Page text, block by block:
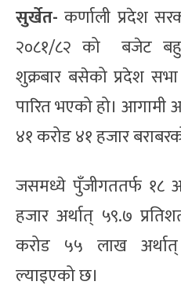
सुर्खेत- कर्णाली प्रदेश
२०८१/८२ को बजेट
शुक्रबार बसेको प्रदेश
पारित भएको हो। आगामी
४१ करोड ४१ हजार
जसमध्ये पुँजीगततर्फ १८
हजार अर्थात् ५९.७
करोड ५५ लाख
ल्याइएको छ।